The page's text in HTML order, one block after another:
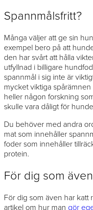
Spannmålsfritt?
Många väljer att ge sin
exempel bero på att
den har svårt att hålla
utfyllnad i billigare
spannmål i sig inte är
mycket viktiga
heller någon forskning
skulle vara dåligt för
Du behöver med andra
mat som innehåller
foder som innehåller
protein.
För dig som
För dig som även har katt
artikel om hur man gör